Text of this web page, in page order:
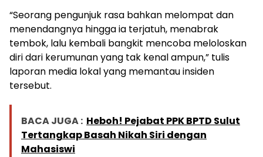
“Seorang pengunjuk rasa bahkan melompat dan
menendangnya hingga ia terjatuh, menabrak
tembok, lalu kembali bangkit mencoba meloloskan
diri dari kerumunan yang tak kenal ampun,” tulis
laporan media lokal yang memantau insiden
tersebut.
BACA JUGA : Heboh! Pejabat PPK BPTD Sulut
Tertangkap Basah Nikah Siri dengan
Mahasiswi